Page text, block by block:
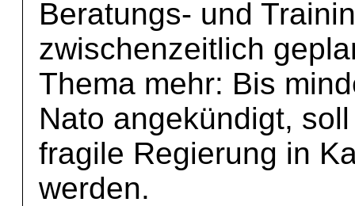
Beratungs- und
zwischenzeitlich
Thema mehr: Bis
Nato angekündigt,
fragile Regierung in
werden.